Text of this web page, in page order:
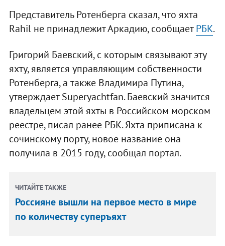
Представитель Ротенберга сказал, что яхта
Rahil не принадлежит Аркадию, сообщаетРБК.
Григорий Баевский, с которым связывают эту
яхту, является управляющим собственности
Ротенберга, а также Владимира Путина,
утверждает Superyachtfan. Баевский значится
владельцем этой яхты в Российском морском
реестре, писал ранее РБК. Яхта приписана к
сочинскому порту, новое название она
получила в 2015 году, сообщал портал.
ЧИТАЙТЕ ТАКЖЕ
Россияне вышли на первое место в мире
по количеству суперъяхт